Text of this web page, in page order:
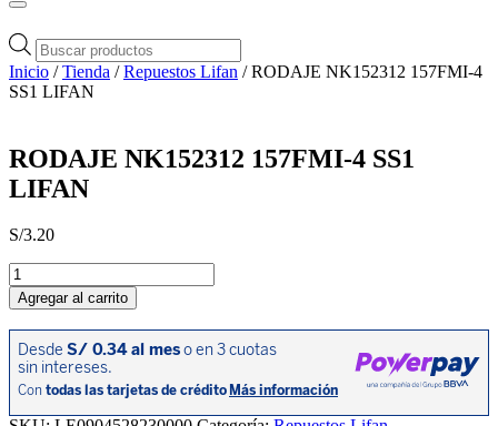
Búsqueda
de
productos
Inicio /Tienda /Repuestos Lifan / RODAJE NK152312 157FMI-4
SS1 LIFAN
RODAJE NK152312 157FMI-4 SS1
LIFAN
S/3.20
RODAJE
NK152312
157FMI-
4
SS1
LIFAN
cantidad
Agregar al carrito